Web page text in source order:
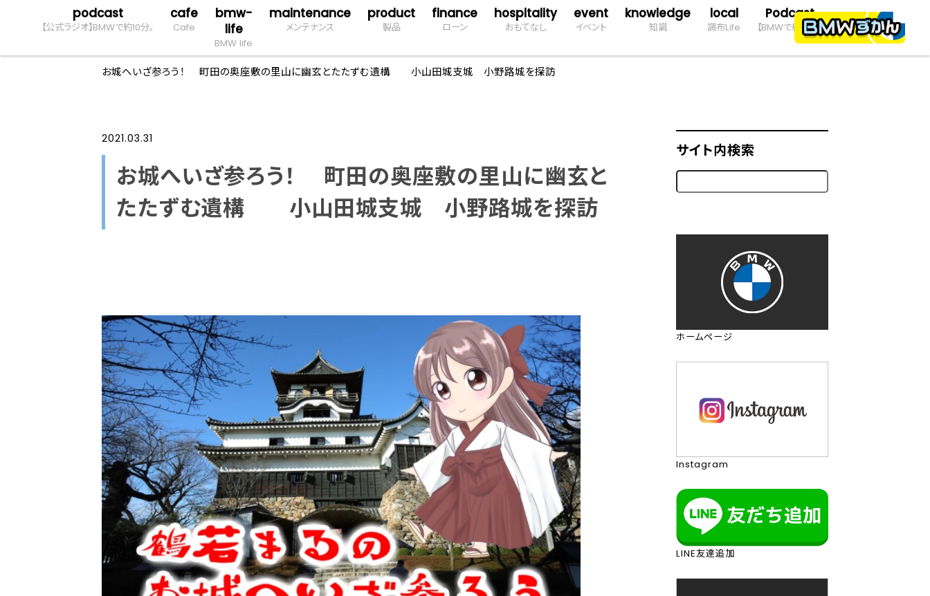
podcast
【公式ラジオ】BMWで約10分。
cafe
Cafe
bmw-
life
BMW life
maintenance
メンテナンス
product
製品
finance
ローン
hospitality
おもてなし
event
イベント
knowledge
知識
local
調布Life
Podcast
【BMWで約10分】
お城へいざ参ろう！ 町田の奥座敷の里山に幽玄とたたずむ遺構 小山田城支城 小野路城を探訪
2021.03.31
お城へいざ参ろう！ 町田の奥座敷の里山に幽玄と
たたずむ遺構 小山田城支城 小野路城を探訪
サイト内検索
ホームページ
Instagram
LINE友達追加